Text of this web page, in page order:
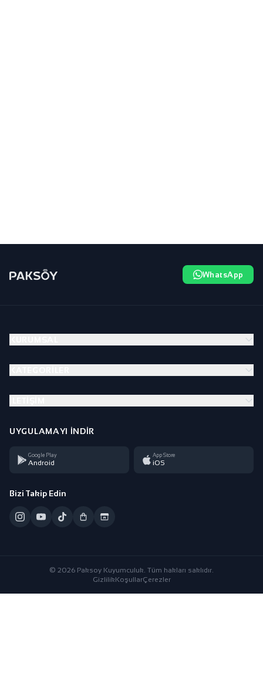
WhatsApp
UYGULAMAYI İNDIR
Google Play
Android
App Store
iOS
Bizi Takip Edin
© 2026 Paksoy Kuyumculuk. Tüm hakları saklıdır.
GizlilikKoşullarÇerezler